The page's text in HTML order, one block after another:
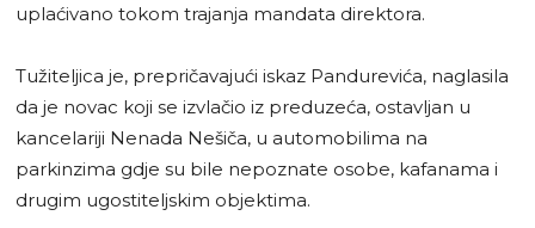
uplaćivano tokom trajanja mandata direktora.
Tužiteljica je, prepričavajući iskaz Pandurevića, naglasila
da je novac koji se izvlačio iz preduzeća, ostavljan u
kancelariji Nenada Nešiča, u automobilima na
parkinzima gdje su bile nepoznate osobe, kafanama i
drugim ugostiteljskim objektima.